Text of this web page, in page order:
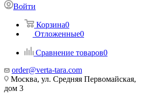
Войти
Корзина0
Отложенные0
Сравнение товаров0
order@verta-tara.com
Москва, ул. Средняя Первомайская,
дом 3